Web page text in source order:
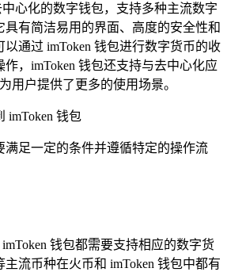
心化的数字钱包，支持多种主流数字
有简洁易用的界面、高度的安全性和
以通过 imToken 钱包进行数字货币的收
，imToken 钱包还支持与去中心化应
用户提供了更多的使用场景。
imToken 钱包
满足一定的条件并遵循特定的操作流
imToken 钱包都需要支持相应的数字货
流币种在火币和 imToken 钱包中都有